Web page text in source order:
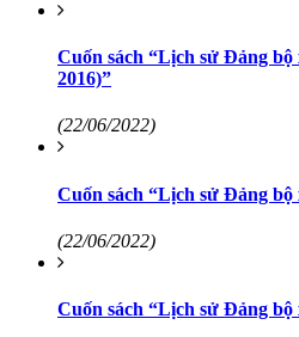
Cuốn sách “Lịch sử Đảng bộ
2016)”
(22/06/2022)
Cuốn sách “Lịch sử Đảng
(22/06/2022)
Cuốn sách “Lịch sử Đảng bộ